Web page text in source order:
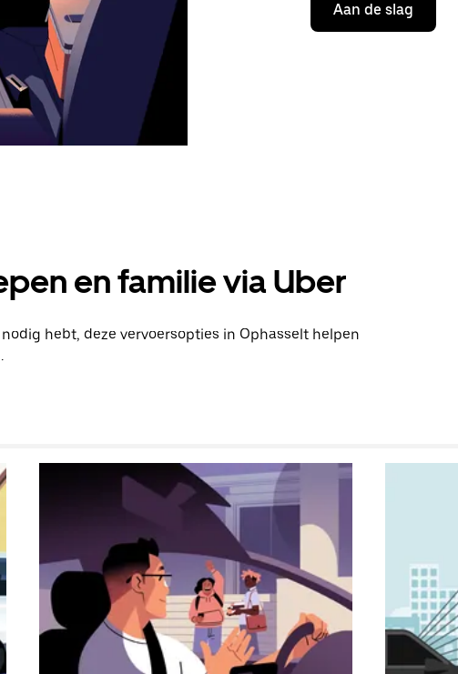
Aan de slag
en familie via Uber
hebt, deze vervoersopties in Ophasselt helpen